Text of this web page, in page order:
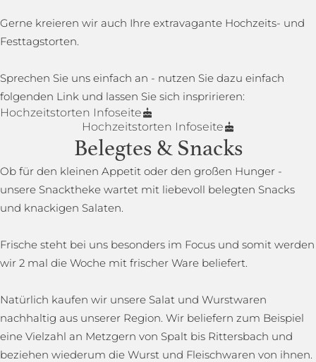
Gerne kreieren wir auch Ihre extravagante Hochzeits- und
Festtagstorten.
Sprechen Sie uns einfach an - nutzen Sie dazu einfach
folgenden Link und lassen Sie sich inspririeren:
Hochzeitstorten Infoseite
Hochzeitstorten Infoseite
Belegtes & Snacks
Ob für den kleinen Appetit oder den großen Hunger -
unsere Snacktheke wartet mit liebevoll belegten Snacks
und knackigen Salaten.
Frische steht bei uns besonders im Focus und somit werden
wir 2 mal die Woche mit frischer Ware beliefert.
Natürlich kaufen wir unsere Salat und Wurstwaren
nachhaltig aus unserer Region. Wir beliefern zum Beispiel
eine Vielzahl an Metzgern von Spalt bis Rittersbach und
beziehen wiederum die Wurst und Fleischwaren von ihnen.